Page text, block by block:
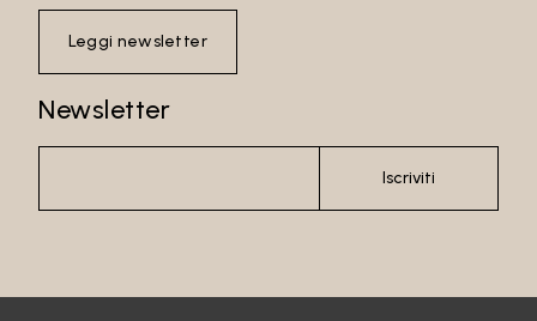
Leggi newsletter
Newsletter
Iscriviti